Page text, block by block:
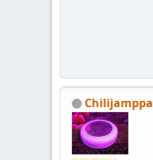
Chilijamppa